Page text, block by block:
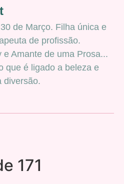
de Março. Filha única e
de profissão.
Amante de uma Prosa...
que é ligado a beleza e
diversão.
171